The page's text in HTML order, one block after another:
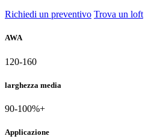
Richiedi un preventivo Trova un loft
AWA
120-160
larghezza media
90-100%+
Applicazione